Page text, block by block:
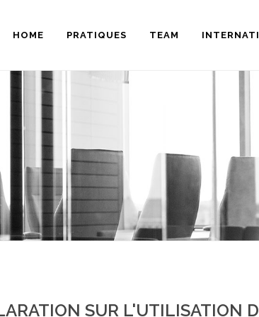
HOME PRATIQUES TEAM
SUR L'UTILISATION